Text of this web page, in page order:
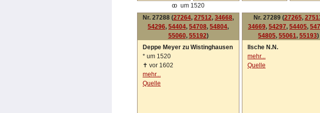
oo um 1520
Nr. 27288 (27264, 27512, 34668,
54296, 54404, 54708, 54804,
55060, 55192)
Deppe Meyer zu Wistinghausen
* um 1520
✝ vor 1602
mehr...
Quelle
Nr. 27289 (27265,
34669, 54297, 54405,
54805, 55061, 55193)
Ilsche N.N.
mehr...
Quelle